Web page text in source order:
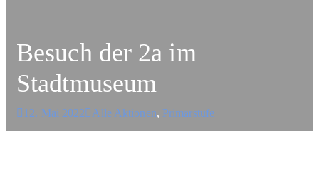
Besuch der 2a im
Stadtmuseum
12. Mai 2022 Alle Aktionen, Primarstufe